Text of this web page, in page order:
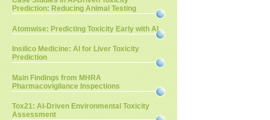
Prediction: Reducing Animal Testing
Atomwise: Predicting Toxicity Early with AI
Insilico Medicine: AI for Liver Toxicity
Prediction
Main Findings from MHRA
Pharmacovigilance Inspections
Tox21: AI-Driven Environmental Toxicity
Assessment